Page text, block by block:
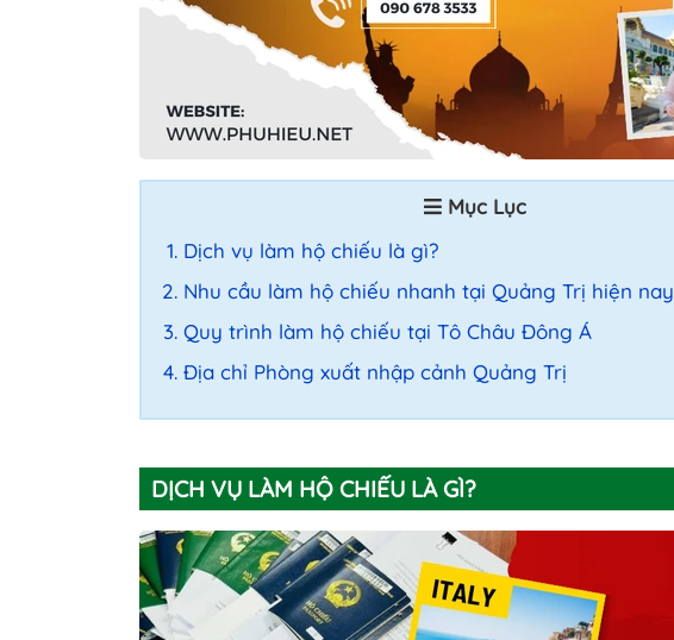
Mục Lục
Dịch vụ làm hộ chiếu là gì?
Nhu cầu làm hộ chiếu nhanh tại Quảng Trị hiện nay
Quy trình làm hộ chiếu tại Tô Châu Đông Á
Địa chỉ Phòng xuất nhập cảnh Quảng Trị
DỊCH VỤ LÀM HỘ CHIẾU LÀ GÌ?